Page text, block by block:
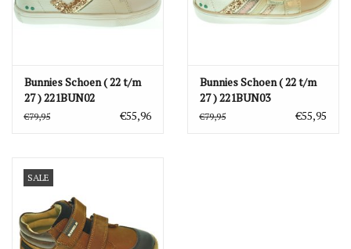
Bunnies Schoen ( 22 t/m
27 ) 221BUN02
€79,95 €55,96
Bunnies Schoen ( 22 t/m
27 ) 221BUN03
€79,95 €55,95
SALE